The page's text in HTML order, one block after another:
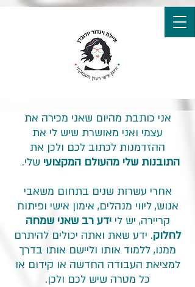
אני כותבת מהיום שאני מכירה את
עצמי ואני מאושרת שיש לי את
ההזדמנות לכתוב לכם ולכן את
התובנות שלי מהעולם המקצועי שלי.
אחרי עשרות שנים בתחום משאבי
אנוש, ליווי מנהלים, אימון אישי ופיתוח
קריירה, יש לי ידע רב שאני שמחה
לחלוק. ידע שאת ואתה יכולים להיתרם
ממנו, ללמוד אותו וליישם אותו בדרך
למציאת העבודה החדשה או קידום או
כל מטרה שיש לכם ולכן.